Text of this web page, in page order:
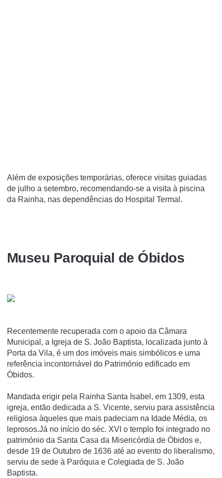
Além de exposições temporárias, oferece visitas guiadas
de julho a setembro, recomendando-se a visita à piscina
da Rainha, nas dependências do Hospital Termal.
Museu Paroquial de Óbidos
Recentemente recuperada com o apoio da Câmara
Municipal, a Igreja de S. João Baptista, localizada junto à
Porta da Vila, é um dos imóveis mais simbólicos e uma
referência incontornável do Património edificado em
Óbidos.
Mandada erigir pela Rainha Santa Isabel, em 1309, esta
igreja, então dedicada a S. Vicente, serviu para assistência
religiosa àqueles que mais padeciam na Idade Média, os
leprosos.Já no início do séc. XVI o templo foi integrado no
património da Santa Casa da Misericórdia de Óbidos e,
desde 19 de Outubro de 1636 até ao evento do liberalismo,
serviu de sede à Paróquia e Colegiada de S. João
Baptista.